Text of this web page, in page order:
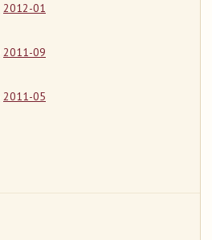
2012-01
2011-09
2011-05